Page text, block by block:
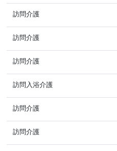
訪問介護
訪問介護
訪問介護
訪問入浴介護
訪問介護
訪問介護